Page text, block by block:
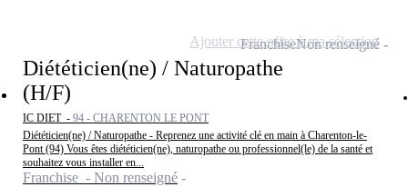
Diététicien(ne) / Naturopathe
(H/F)
IC DIET - 94 - CHARENTON LE PONT
Diététicien(ne) / Naturopathe - Reprenez une activité clé en main à Charenton-le-
Pont (94) Vous êtes diététicien(ne), naturopathe ou professionnel(le) de la santé et
souhaitez vous installer en...
Franchise - Non renseigné
FranchiseNon renseigné
Ajouter cette offre à ma sélection